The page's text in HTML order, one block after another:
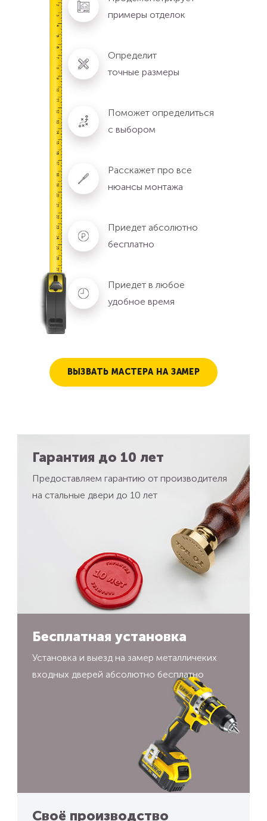
примеры отделок
Определит
точные размеры
Поможет определиться
с выбором
Расскажет про все
нюансы монтажа
Приедет абсолютно
бесплатно
Приедет в любое
удобное время
ВЫЗВАТЬ МАСТЕРА НА ЗАМЕР
Гарантия до 10 лет
Предоставляем гарантию от производителя
на стальные двери до 10 лет
Бесплатная установка
Установка и выезд на замер металличеких
входных дверей абсолютно бесплатно
Своё производство